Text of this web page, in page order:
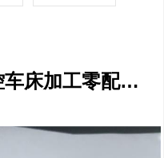
铝合金自动化零件数控车床加工零配件 摩托车摄像头铝合金外壳数控车床加工 精密零件